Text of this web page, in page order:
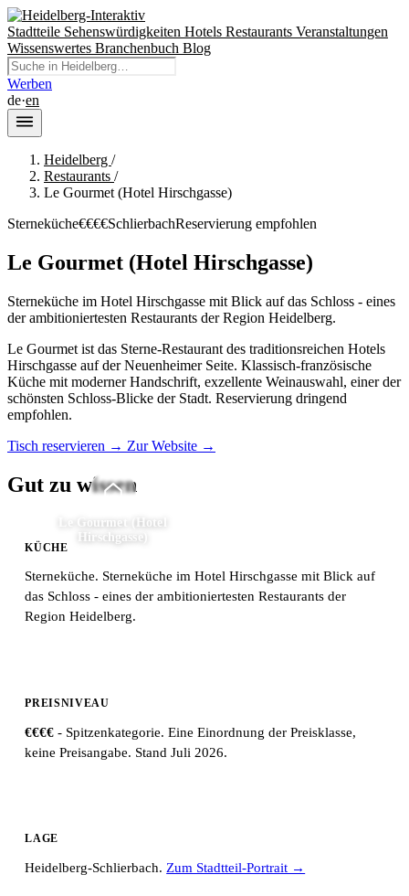
Stadtteile Sehenswürdigkeiten Hotels Restaurants Veranstaltungen
Wissenswertes Branchenbuch Blog
Werben
de·en
Heidelberg /
Restaurants /
Le Gourmet (Hotel Hirschgasse)
Sterneküche€€€€SchlierbachReservierung empfohlen
Le Gourmet (Hotel Hirschgasse)
Sterneküche im Hotel Hirschgasse mit Blick auf das Schloss - eines
der ambitioniertesten Restaurants der Region Heidelberg.
Le Gourmet ist das Sterne-Restaurant des traditionsreichen Hotels
Hirschgasse auf der Neuenheimer Seite. Klassisch-französische
Küche mit moderner Handschrift, exzellente Weinauswahl, einer der
schönsten Schloss-Blicke der Stadt. Reservierung dringend
empfohlen.
Tisch reservieren → Zur Website →
Le Gourmet (Hotel
Hirschgasse)
Gut zu wissen
KÜCHE
Sterneküche. Sterneküche im Hotel Hirschgasse mit Blick auf
das Schloss - eines der ambitioniertesten Restaurants der
Region Heidelberg.
PREISNIVEAU
€€€€ - Spitzenkategorie. Eine Einordnung der Preisklasse,
keine Preisangabe. Stand Juli 2026.
LAGE
Heidelberg-Schlierbach. Zum Stadtteil-Portrait →